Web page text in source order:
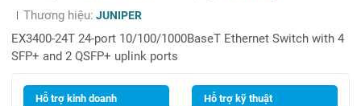
Thương hiệu: JUNIPER
EX3400-24T 24-port 10/100/1000BaseT Ethernet Switch with 4
SFP+ and 2 QSFP+ uplink ports
Hỗ trợ kinh doanh Hỗ trợ kỹ thuật